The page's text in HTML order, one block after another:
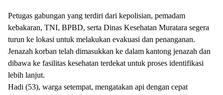
Petugas gabungan yang terdiri dari kepolisian, pemadam
kebakaran, TNI, BPBD, serta Dinas Kesehatan Muratara segera
turun ke lokasi untuk melakukan evakuasi dan penanganan.
Jenazah korban telah dimasukkan ke dalam kantong jenazah dan
dibawa ke fasilitas kesehatan terdekat untuk proses identifikasi
lebih lanjut.
Hadi (53), warga setempat, mengatakan api dengan cepat